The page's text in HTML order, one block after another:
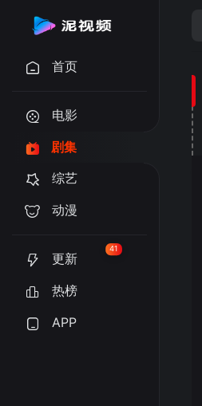
首页
电影
剧集
综艺
动漫
更新
41
热榜
APP